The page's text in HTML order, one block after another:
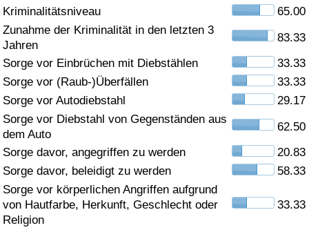
Kriminalitätsniveau
65.00
Zunahme der Kriminalität in den letzten 3
Jahren
83.33
Sorge vor Einbrüchen mit Diebstählen
33.33
Sorge vor (Raub-)Überfällen
33.33
Sorge vor Autodiebstahl
29.17
Sorge vor Diebstahl von Gegenständen aus
dem Auto
62.50
Sorge davor, angegriffen zu werden
20.83
Sorge davor, beleidigt zu werden
58.33
Sorge vor körperlichen Angriffen aufgrund
von Hautfarbe, Herkunft, Geschlecht oder
Religion
33.33
Kriminalitäts-Index
Kriminalitätsindex nach Land
Gesundheitsversorgung
Gesundheitsversorgungs-Index (aktuell)
Gesundheitsversorgungs-Index
Gesundheitsversorgungs-Index nach Land
Umweltverschmutzung